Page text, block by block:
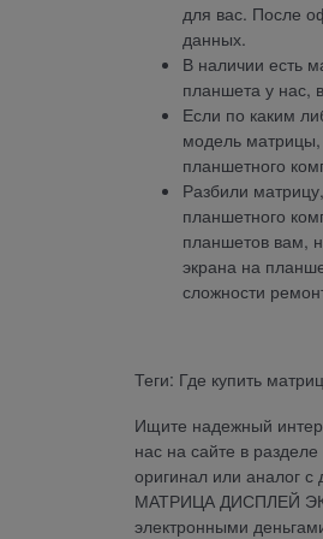
для вас. После
данных.
В наличии есть
планшета у нас,
Если по каким
модель
планшетного
Разбили
планшетного
планшетов вам,
экрана на
сложности
Теги: Где купить
Ищите надежный
нас на сайте в
оригинал или аналог с
МАТРИЦА ДИСПЛЕЙ
электронными